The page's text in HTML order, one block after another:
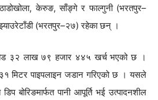
ठाडोखोला, केरुङ, साँङ्गे र फाल्गुनी (भरतपुर–
(भरतपुर–२७) रहेका छन् ।
३२ लाख ७९ हजार ४४५ खर्च भएको छ ।
मिटर पाइपलाइन जडान गरिएको छ । यसले
बोरिङमार्फत पानी आपूर्ति भई उत्पादनशील